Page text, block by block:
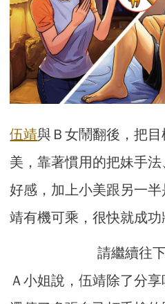
伍靖與Ｂ女鬧翻後，把
美，靠著慣用的把妹手
好感，加上小美跟另一
靖有機可乘，很快就成功
請繼續往
Ａ小姐說，伍靖除了分享